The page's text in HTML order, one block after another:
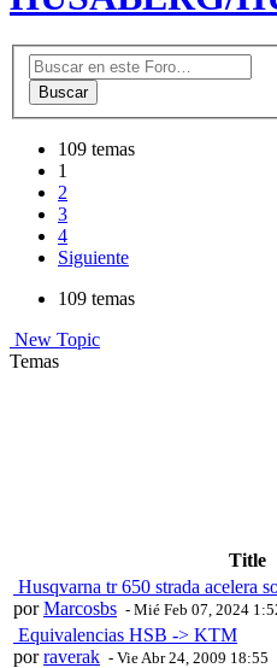
Buscar
109 temas
1
2
3
4
Siguiente
109 temas
New Topic
Temas
Title
Husqvarna tr 650 strada acelera
porMarcosbs - Mié Feb 07, 2024
Equivalencias HSB -> KTM
porraverak - Vie Abr 24, 2009 18:55